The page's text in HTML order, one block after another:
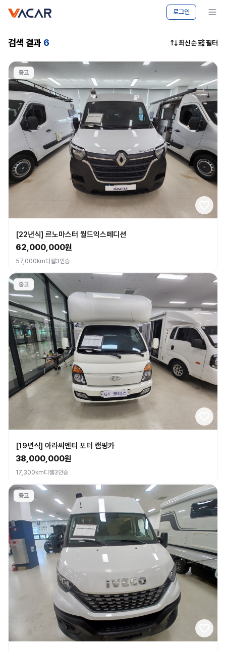
로그인
메뉴 보기
마켓
캠핑카
승용차
매매
바카르
검색 결과 6 최신순 필터
중고
[22년식] 르노마스터 월드익스페디션
62,000,000원
57,000km디젤3인승
중고
[19년식] 아라씨엔티 포터 캠핑카
38,000,000원
17,300km디젤3인승
중고